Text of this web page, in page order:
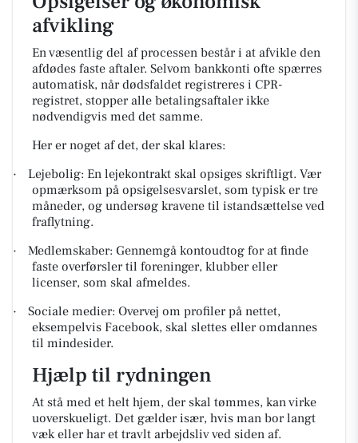
afvikling
En væsentlig del af processen består i at afvikle den
afdødes faste aftaler. Selvom bankkonti ofte spærres
automatisk, når dødsfaldet registreres i CPR-
registret, stopper alle betalingsaftaler ikke
nødvendigvis med det samme.
Her er noget af det, der skal klares:
·
Lejebolig: En lejekontrakt skal opsiges skriftligt. Vær
opmærksom på opsigelsesvarslet, som typisk er tre
måneder, og undersøg kravene til istandsættelse ved
fraflytning.
·
Medlemskaber: Gennemgå kontoudtog for at finde
faste overførsler til foreninger, klubber eller
licenser, som skal afmeldes.
·
Sociale medier: Overvej om profiler på nettet,
eksempelvis Facebook, skal slettes eller omdannes
til mindesider.
Hjælp til rydningen
At stå med et helt hjem, der skal tømmes, kan virke
uoverskueligt. Det gælder især, hvis man bor langt
væk eller har et travlt arbejdsliv ved siden af.